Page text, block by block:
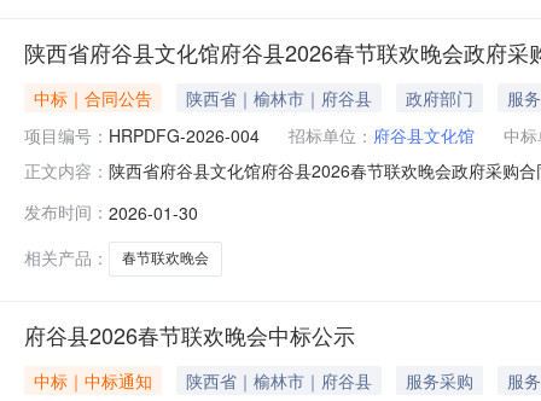
陕西省府谷县文化馆府谷县2026春节联欢晚会政府采
中标｜合同公告 陕西省｜榆林市｜府谷县 政府部门
服务
项目编号： HRPDFG-2026-004 招标单位： 府谷县文化馆
中
正文内容： 陕西省府谷县文化馆府谷县2026春节联欢晚会政府采购
文化传媒有限公司地址：府谷镇首信国际联系方式：
发布时间： 2026-01-30
相关产品：
春节联欢晚会
府谷县2026春节联欢晚会中标公示
中标｜中标通知 陕西省｜榆林市｜府谷县 服务采购
服务